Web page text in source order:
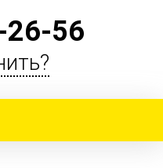
26-56